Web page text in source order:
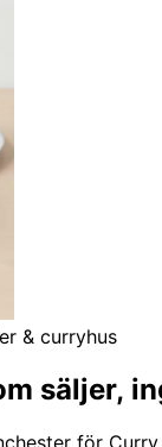
& curryhus
säljer,
för